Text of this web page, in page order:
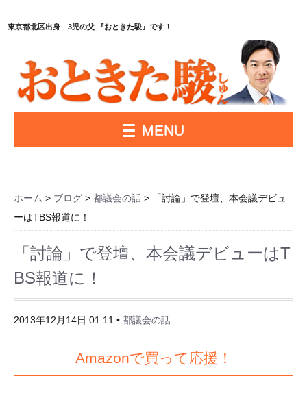
東京都北区出身 3児の父 『おときた駿』です！
MENU
ホーム > ブログ > 都議会の話 > 「討論」で登壇、本会議デビュ
ーはTBS報道に！
「討論」で登壇、本会議デビューはT
BS報道に！
2013年12月14日 01:11 • 都議会の話
Amazonで買って応援！